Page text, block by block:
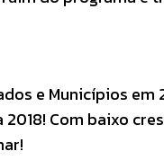
e Municípios
Com baixo